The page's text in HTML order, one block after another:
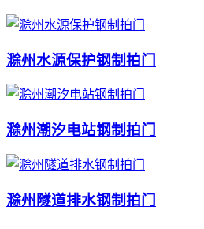
滁州水源保护钢制拍门
滁州潮汐电站钢制拍门
滁州隧道排水钢制拍门